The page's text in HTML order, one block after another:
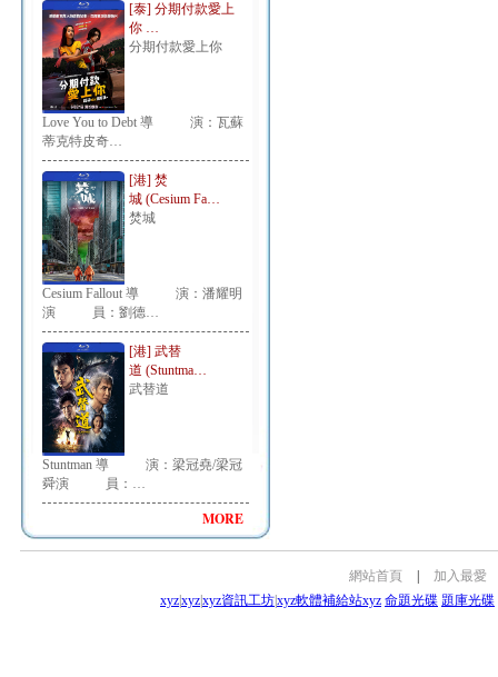
[泰] 分期付款愛上
你 …
分期付款愛上你
Love You to Debt 導 演：瓦蘇
蒂克特皮奇…
[港] 焚
城 (Cesium Fa…
焚城
Cesium Fallout 導 演：潘耀明
演 員：劉德…
[港] 武替
道 (Stuntma…
武替道
Stuntman 導 演：梁冠堯/梁冠
舜演 員：…
MORE
網站首頁
加入最愛
xyzxyzxyz資訊工坊xyz軟體補給站xyz 命題光碟 題庫光碟